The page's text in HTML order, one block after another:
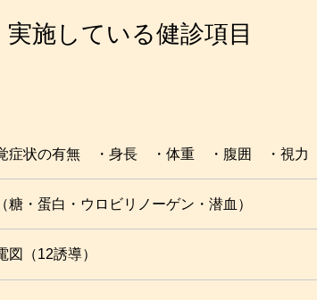
実施している健診項目
覚症状の有無 ・身長 ・体重 ・腹囲 ・視力
・蛋白・ウロビリノーゲン・潜血）
図（12誘導）